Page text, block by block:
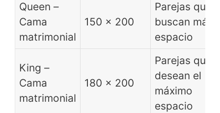
Queen –
Cama
matrimonial
150 x 200
Parejas que
buscan más
espacio
King –
Cama
matrimonial
180 x 200
Parejas que
desean el
máximo
espacio